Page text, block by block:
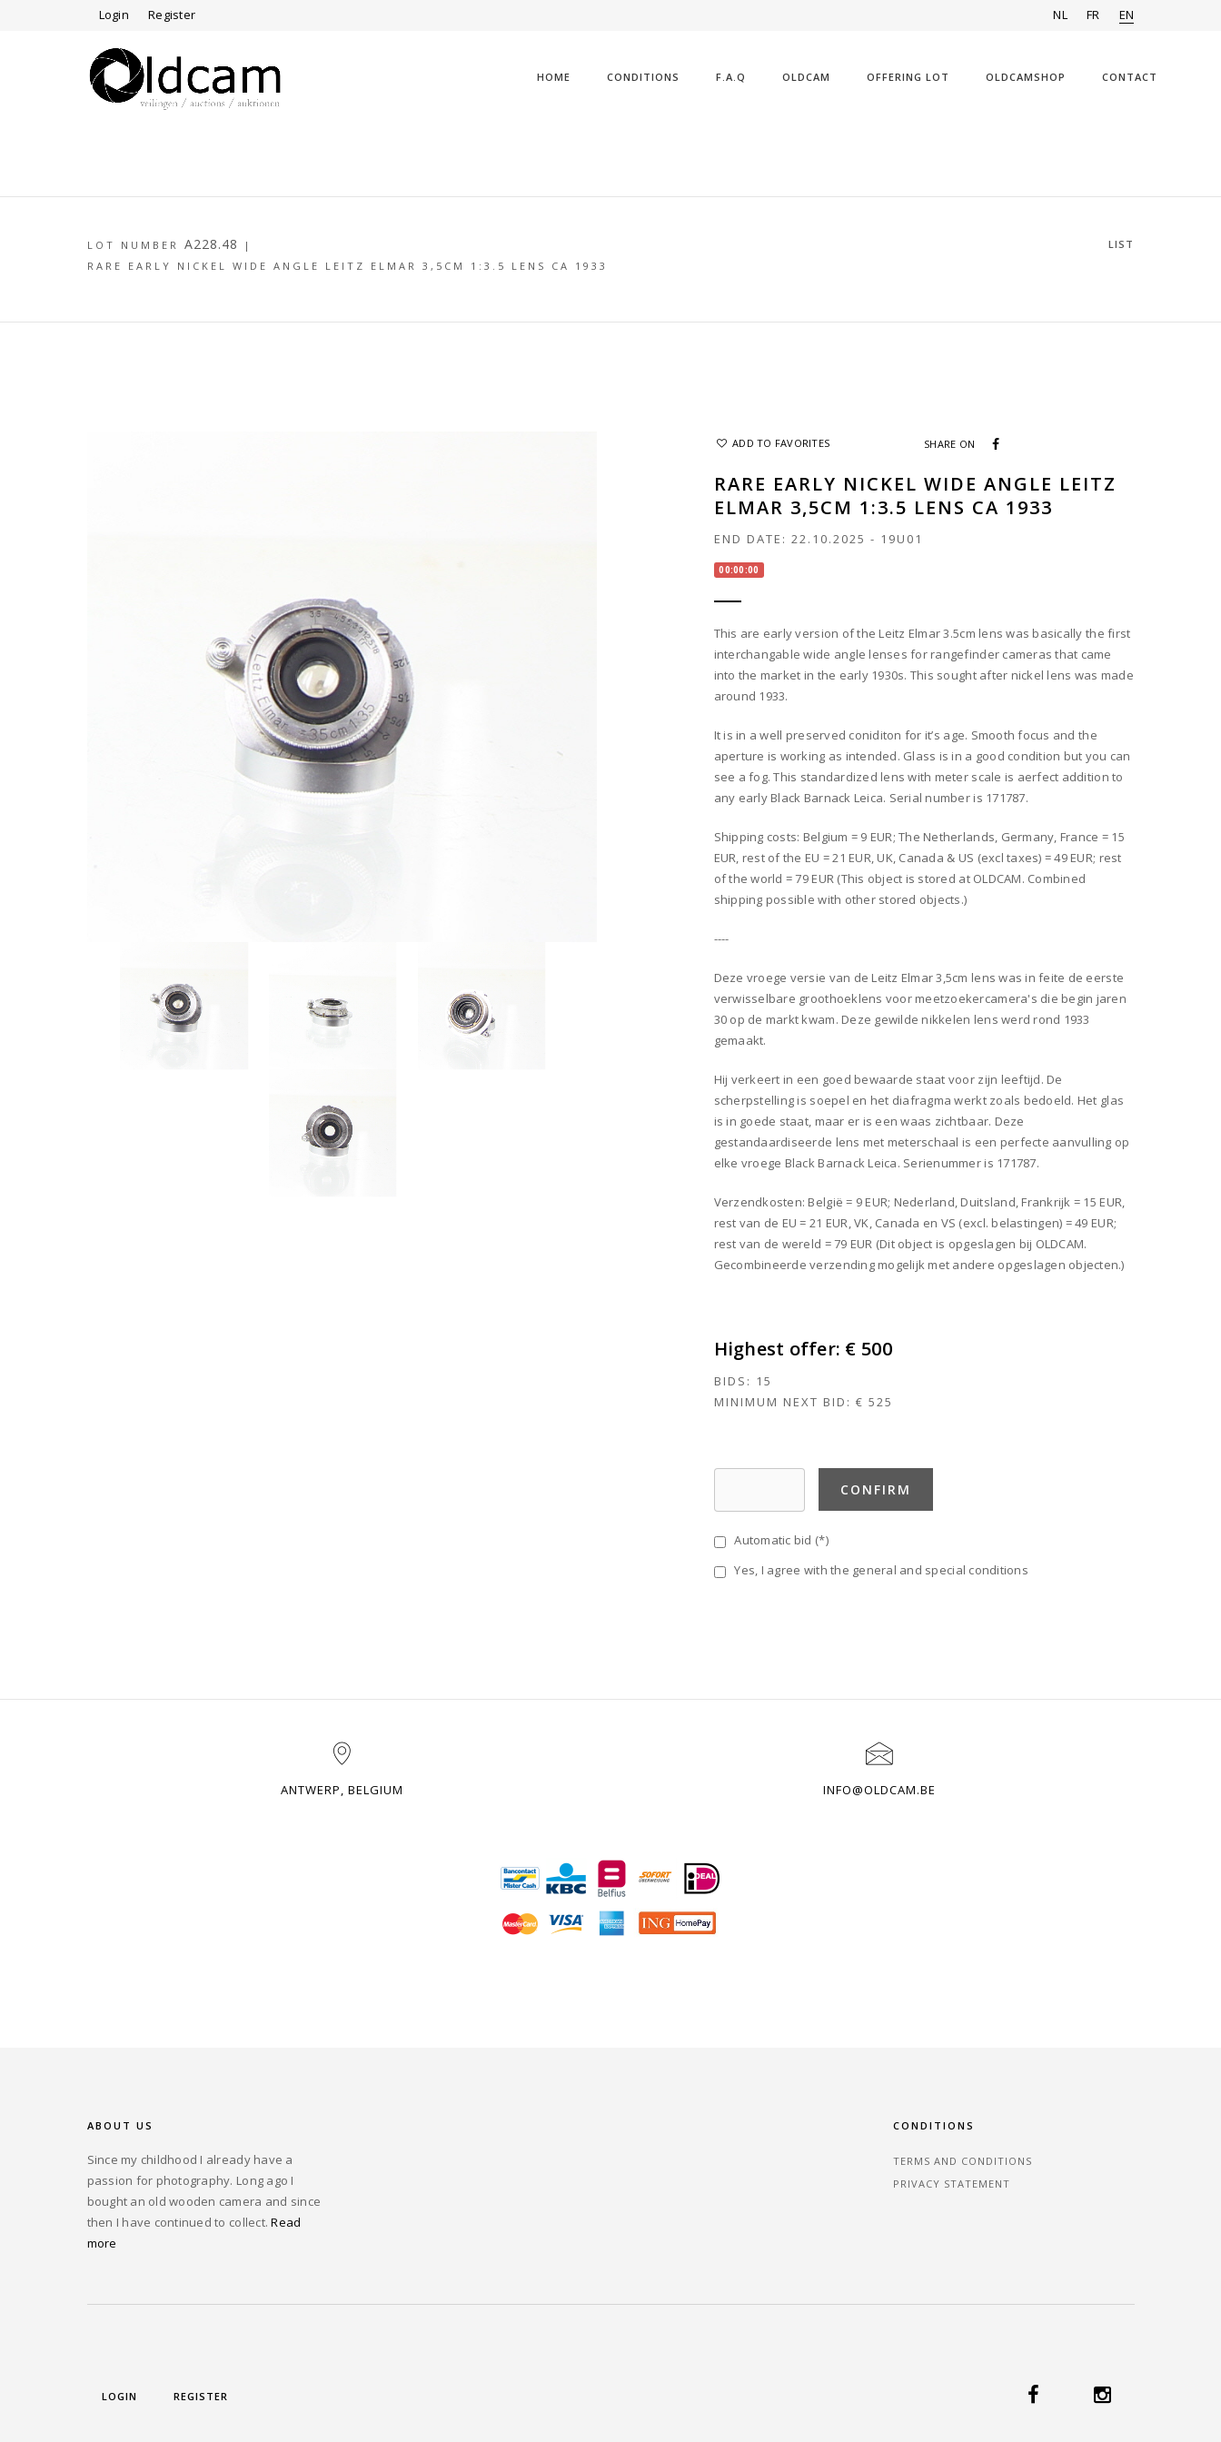
Login Register NL FR EN
HOME CONDITIONS F.A.Q OLDCAM OFFERING LOT OLDCAMSHOP CONTACT
LOT NUMBER A228.48 |
RARE EARLY NICKEL WIDE ANGLE LEITZ ELMAR 3,5CM 1:3.5 LENS CA 1933
LIST
ADD TO FAVORITES SHARE ON
RARE EARLY NICKEL WIDE ANGLE LEITZ
ELMAR 3,5CM 1:3.5 LENS CA 1933
END DATE: 22.10.2025 - 19U01
00:00:00
This are early version of the Leitz Elmar 3.5cm lens was basically the first
interchangable wide angle lenses for rangefinder cameras that came
into the market in the early 1930s. This sought after nickel lens was made
around 1933.
It is in a well preserved coniditon for it’s age. Smooth focus and the
aperture is working as intended. Glass is in a good condition but you can
see a fog. This standardized lens with meter scale is aerfect addition to
any early Black Barnack Leica. Serial number is 171787.
Shipping costs: Belgium = 9 EUR; The Netherlands, Germany, France = 15
EUR, rest of the EU = 21 EUR, UK, Canada & US (excl taxes) = 49 EUR; rest
of the world = 79 EUR (This object is stored at OLDCAM. Combined
shipping possible with other stored objects.)
----
Deze vroege versie van de Leitz Elmar 3,5cm lens was in feite de eerste
verwisselbare groothoeklens voor meetzoekercamera's die begin jaren
30 op de markt kwam. Deze gewilde nikkelen lens werd rond 1933
gemaakt.
Hij verkeert in een goed bewaarde staat voor zijn leeftijd. De
scherpstelling is soepel en het diafragma werkt zoals bedoeld. Het glas
is in goede staat, maar er is een waas zichtbaar. Deze
gestandaardiseerde lens met meterschaal is een perfecte aanvulling op
elke vroege Black Barnack Leica. Serienummer is 171787.
Verzendkosten: België = 9 EUR; Nederland, Duitsland, Frankrijk = 15 EUR,
rest van de EU = 21 EUR, VK, Canada en VS (excl. belastingen) = 49 EUR;
rest van de wereld = 79 EUR (Dit object is opgeslagen bij OLDCAM.
Gecombineerde verzending mogelijk met andere opgeslagen objecten.)
Highest offer: € 500
BIDS: 15
MINIMUM NEXT BID: € 525
CONFIRM
Automatic bid (*)
Yes, I agree with the general and special conditions
ANTWERP, BELGIUM INFO@OLDCAM.BE
ABOUT US
Since my childhood I already have a
passion for photography. Long ago I
bought an old wooden camera and since
then I have continued to collect.Read
more
CONDITIONS
TERMS AND CONDITIONS
PRIVACY STATEMENT
LOGIN REGISTER